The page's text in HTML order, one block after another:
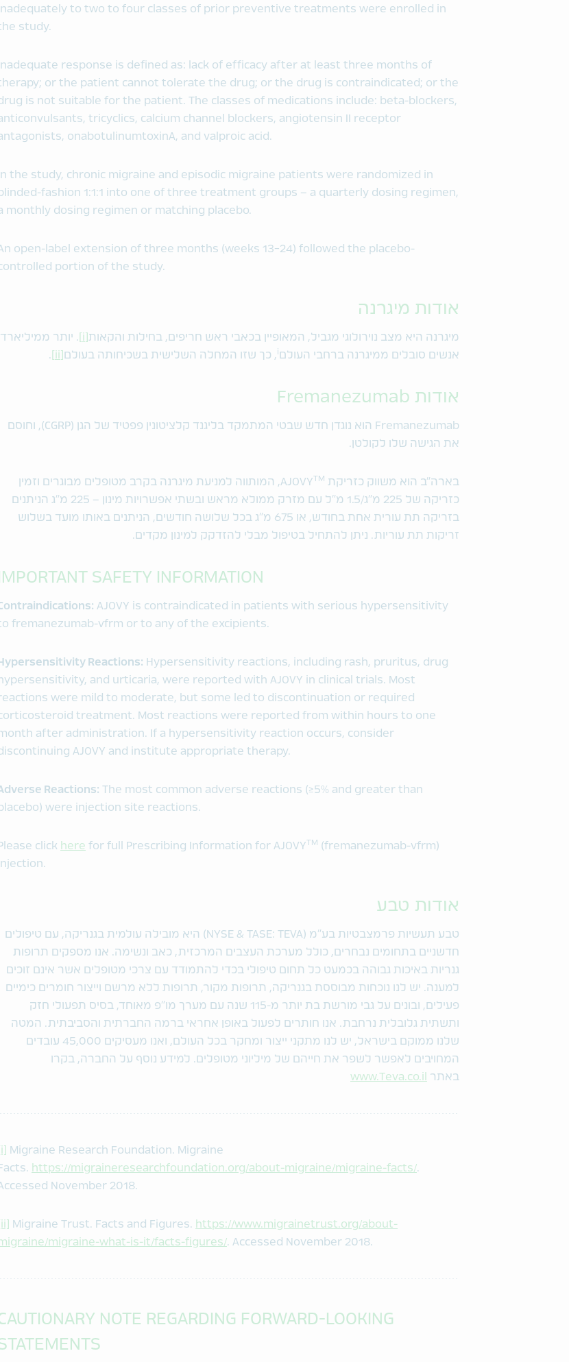
to two to four classes of prior preventive treatments were enrolled in
study.
Inadequate response is defined as: lack of efficacy after at least three months of
or the patient cannot tolerate the drug; or the drug is contraindicated; or the
is not suitable for the patient. The classes of medications include: beta-blockers,
tricyclics, calcium channel blockers, angiotensin II receptor
onabotulinumtoxinA, and valproic acid.
In the study, chronic migraine and episodic migraine patients were randomized in
blinded-fashion 1:1:1 into one of three treatment groups – a quarterly dosing regimen,
monthly dosing regimen or matching placebo.
open-label extension of three months (weeks 13-24) followed the placebo-
portion of the study.
אודות מיגרנה
מיגרנה היא מצב נוירולוגי מגביל, המאופיין בכאבי ראש חריפים, בחילות והקאות
. יותר ממיליארד
אנשים סובלים ממיגרנה ברחבי העולםi, כך שזו המחלה השלישית בשכיחותה בעולם .
אודות Fremanezumab
Fremanezumab הוא נוגדן חדש שבטי המתמקד בליגנד קלציטונין פפטיד של הגן (CGRP), וחוסם
את הגישה שלו לקולטן.
בארה"ב הוא משווק כזריקת AJOVY TM
, המותווה למניעת מיגרנה בקרב מטופלים מבוגרים וזמין
כזריקה של 225 מ"ג/1.5 מ"ל עם מזרק ממולא מראש ובשתי אפשרויות מינון – 225 מ"ג הניתנים
בזריקה תת עורית אחת בחודש, או 675 מ"ג בכל שלושה חודשים, הניתנים באותו מועד בשלוש
זריקות תת עוריות. ניתן להתחיל בטיפול מבלי להזדקק למינון מקדים.
IMPORTANT SAFETY INFORMATION
AJOVY is contraindicated in patients with serious hypersensitivity
fremanezumab-vfrm or to any of the excipients.
Hypersensitivity Reactions: Hypersensitivity reactions, including rash, pruritus, drug
hypersensitivity, and urticaria, were reported with AJOVY in clinical trials. Most
were mild to moderate, but some led to discontinuation or required
treatment. Most reactions were reported from within hours to one
after administration. If a hypersensitivity reaction occurs, consider
AJOVY and institute appropriate therapy.
Reactions: The most common adverse reactions (≥5% and greater than
were injection site reactions.
Please click here for full Prescribing Information for AJOVYTM (fremanezumab-vfrm)
אודות טבע
טבע תעשיות פרמצבטיות בע"מ (NYSE & TASE: TEVA) היא מובילה עולמית בגנריקה, עם טיפולים
חדשניים בתחומים נבחרים, כולל מערכת העצבים המרכזית, כאב ונשימה. אנו מספקים תרופות
גנריות באיכות גבוהה בכמעט כל תחום טיפולי בכדי להתמודד עם צרכי מטופלים אשר אינם זוכים
למענה. יש לנו נוכחות מבוססת בגנריקה, תרופות מקור, תרופות ללא מרשם וייצור חומרים כימיים
פעילים, ובונים על גבי מורשת בת יותר מ-115 שנה עם מערך מו"פ מאוחד, בסיס תפעולי חזק
ותשתית גלובלית נרחבת. אנו חותרים לפעול באופן אחראי ברמה החברתית והסביבתית. המטה
שלנו ממוקם בישראל, יש לנו מתקני ייצור ומחקר בכל העולם, ואנו מעסיקים 45,000 עובדים
המחויבים לאפשר לשפר את חייהם של מיליוני מטופלים. למידע נוסף על החברה, בקרו
באתר
www.Teva.co.il
[i]
Migraine Research Foundation. Migraine
Facts. https://migraineresearchfoundation.org/about-migraine/migraine-facts/.
November 2018.
[ii] Migraine Trust. Facts and Figures. https://www.migrainetrust.org/about-
migraine-what-is-it/facts-figures/. Accessed November 2018.
NOTE REGARDING FORWARD-LOOKING